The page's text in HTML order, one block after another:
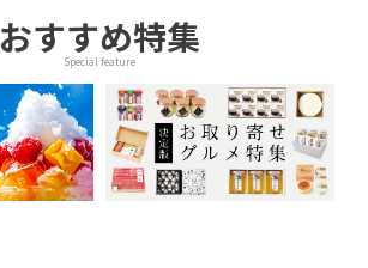
おすすめ特集
Special feature